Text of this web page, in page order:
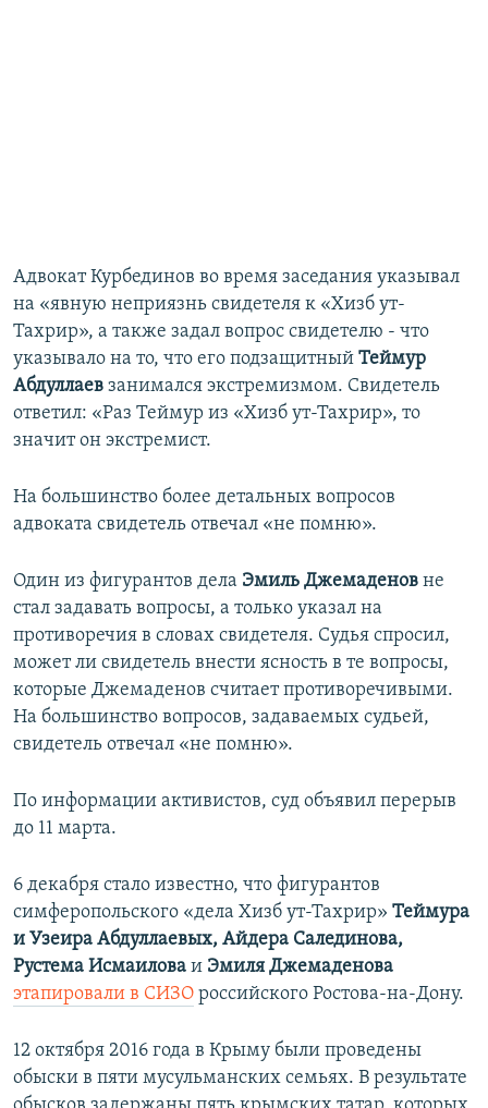
Адвокат Курбединов во время заседания указывал
на «явную неприязнь свидетеля к «Хизб ут-
Тахрир», а также задал вопрос свидетелю - что
указывало на то, что его подзащитный Теймур
Абдуллаев занимался экстремизмом. Свидетель
ответил: «Раз Теймур из «Хизб ут-Тахрир», то
значит он экстремист.
На большинство более детальных вопросов
адвоката свидетель отвечал «не помню».
Один из фигурантов дела Эмиль Джемаденов не
стал задавать вопросы, а только указал на
противоречия в словах свидетеля. Судья спросил,
может ли свидетель внести ясность в те вопросы,
которые Джемаденов считает противоречивыми.
На большинство вопросов, задаваемых судьей,
свидетель отвечал «не помню».
По информации активистов, суд объявил перерыв
до 11 марта.
6 декабря стало известно, что фигурантов
симферопольского «дела Хизб ут-Тахрир» Теймура
и Узеира Абдуллаевых, Айдера Салединова,
Рустема Исмаилова и Эмиля Джемаденова
этапировали в СИЗО российского Ростова-на-Дону.
12 октября 2016 года в Крыму были проведены
обыски в пяти мусульманских семьях. В результате